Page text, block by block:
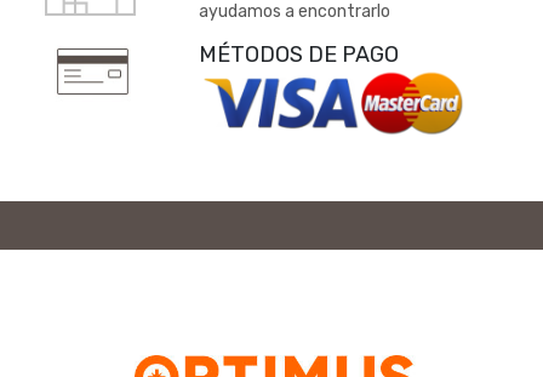
ayudamos a encontrarlo
MÉTODOS DE PAGO